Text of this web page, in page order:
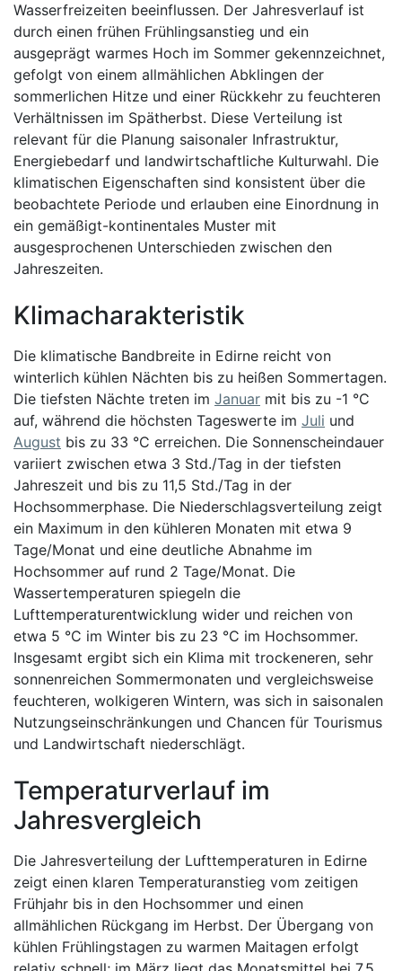
Wasserfreizeiten beeinflussen. Der Jahresverlauf ist
durch einen frühen Frühlingsanstieg und ein
ausgeprägt warmes Hoch im Sommer gekennzeichnet,
gefolgt von einem allmählichen Abklingen der
sommerlichen Hitze und einer Rückkehr zu feuchteren
Verhältnissen im Spätherbst. Diese Verteilung ist
relevant für die Planung saisonaler Infrastruktur,
Energiebedarf und landwirtschaftliche Kulturwahl. Die
klimatischen Eigenschaften sind konsistent über die
beobachtete Periode und erlauben eine Einordnung in
ein gemäßigt-kontinentales Muster mit
ausgesprochenen Unterschieden zwischen den
Jahreszeiten.
Klimacharakteristik
Die klimatische Bandbreite in Edirne reicht von
winterlich kühlen Nächten bis zu heißen Sommertagen.
Die tiefsten Nächte treten im Januar mit bis zu -1 °C
auf, während die höchsten Tageswerte im Juli und
August bis zu 33 °C erreichen. Die Sonnenscheindauer
variiert zwischen etwa 3 Std./Tag in der tiefsten
Jahreszeit und bis zu 11,5 Std./Tag in der
Hochsommerphase. Die Niederschlagsverteilung zeigt
ein Maximum in den kühleren Monaten mit etwa 9
Tage/Monat und eine deutliche Abnahme im
Hochsommer auf rund 2 Tage/Monat. Die
Wassertemperaturen spiegeln die
Lufttemperaturentwicklung wider und reichen von
etwa 5 °C im Winter bis zu 23 °C im Hochsommer.
Insgesamt ergibt sich ein Klima mit trockeneren, sehr
sonnenreichen Sommermonaten und vergleichsweise
feuchteren, wolkigeren Wintern, was sich in saisonalen
Nutzungseinschränkungen und Chancen für Tourismus
und Landwirtschaft niederschlägt.
Temperaturverlauf im
Jahresvergleich
Die Jahresverteilung der Lufttemperaturen in Edirne
zeigt einen klaren Temperaturanstieg vom zeitigen
Frühjahr bis in den Hochsommer und einen
allmählichen Rückgang im Herbst. Der Übergang von
kühlen Frühlingstagen zu warmen Maitagen erfolgt